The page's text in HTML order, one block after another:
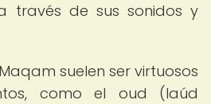
través de sus sonidos y
suelen ser virtuosos
como el oud (laúd